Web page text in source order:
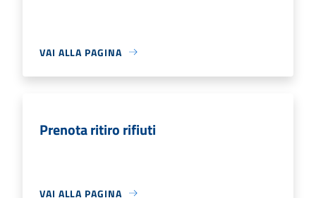
VAI ALLA PAGINA
Prenota ritiro rifiuti
VAI ALLA PAGINA